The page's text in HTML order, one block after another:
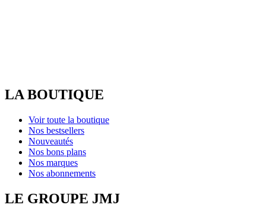
LA BOUTIQUE
Voir toute la boutique
Nos bestsellers
Nouveautés
Nos bons plans
Nos marques
Nos abonnements
LE GROUPE JMJ